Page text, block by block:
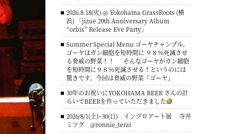
2026.8.18(火) @ Yokohama GrassRoots (横
浜) 「jizue 20th Anniversary Album
“orbis” Release Eve Party」
Summer Special Menu ゴーヤチャンプル。
ゴーヤはガン細胞を短時間に ９８％死滅させ
る脅威の野菜！！ そんなゴーヤがガン細胞
を短時間に９８％死滅させる！というのには
驚きです。今回は脅威の野菜『ゴーヤ』
30年のお祝いにYOKOHAMA BEER さんの計
らいでBEERを作っていただきました
2026/8/1(土)~30(日) インプロアート展 寺井
ミツグ @ronnie_terai